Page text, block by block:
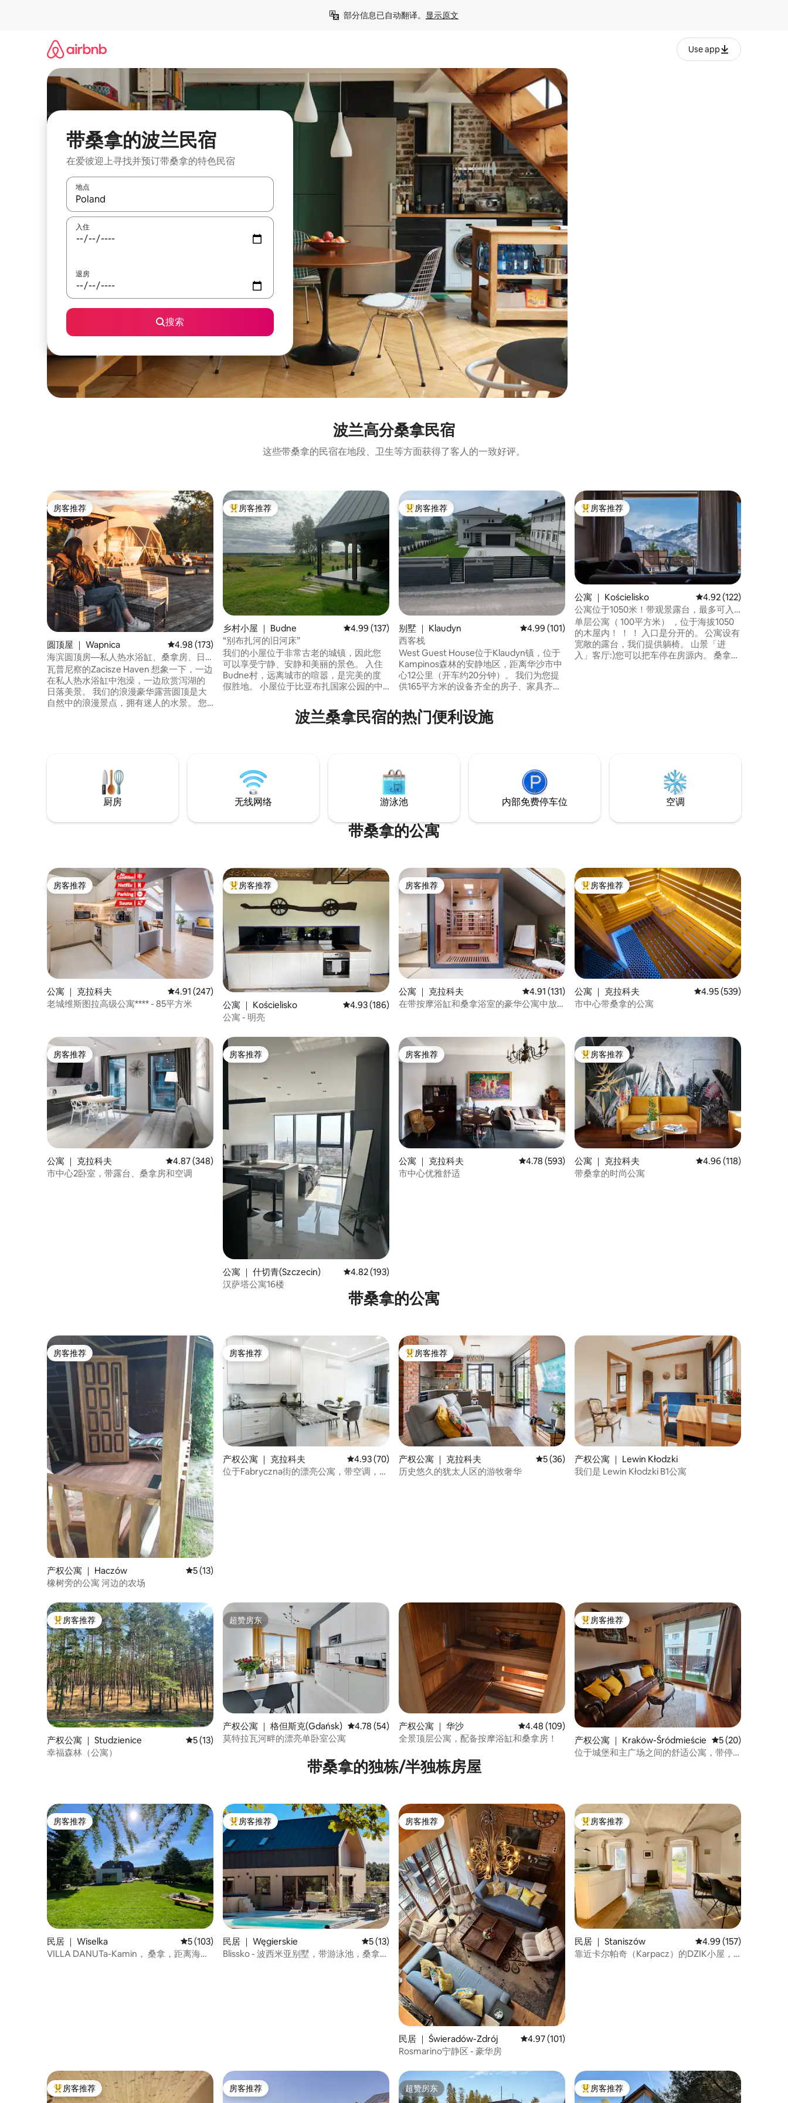
部分信息已自动翻译。 显示原文
Use app
带桑拿的波兰民宿
在爱彼迎上寻找并预订带桑拿的特色民宿
地点
如有搜索结果，请使用上下方向键查看，或通过点击或滑动手势浏览。
入住
退房
搜索
波兰高分桑拿民宿
这些带桑拿的民宿在地段、卫生等方面获得了客人的一致好评。
房客推荐
房客推荐
圆顶屋 ｜ Wapnica 平均评分 4.98 分（满分 5 分），共 173 条评价
4.98 (173)
海滨圆顶房—私人热水浴缸、桑拿房、日
落
瓦普尼察的Zacisze Haven 想象一下，一边
在私人热水浴缸中泡澡，一边欣赏泻湖的
日落美景。 我们的浪漫豪华露营圆顶是大
自然中的浪漫景点，拥有迷人的水景。 您
行车和皮划艇可供租赁。 如果圆顶屋已被
预订，请在我的个人资料中查看我们的海
滩别墅或日落小屋。
热门「房客推荐」
房客推荐
乡村小屋 ｜ Budne 平均评分 4.99 分（满分 5 分），共 137 条评价
4.99 (137)
“别布扎河的旧河床”
我们的小屋位于非常古老的城镇，因此您
可以享受宁静、安静和美丽的景色。 入住
Budne村，远离城市的喧嚣，是完美的度
假胜地。 小屋位于比亚布扎国家公园的中
叫声和青蛙的回声 住宿期间，房客可以使
用整套小屋、相当大的露台、火坑和烧烤
热门「房客推荐」
房客推荐
别墅 ｜ Klaudyn 平均评分 4.99 分（满分 5 分），共 101 条评价
4.99 (101)
西客栈
West Guest House位于Klaudyn镇，位于
Kampinos森林的安静地区，距离华沙市中
心12公里（开车约20分钟）。 我们为您提
供165平方米的设备齐全的房子、家具齐全
两辆车的车库和外面的停车场。房子四周
环绕着一个带露台的大花园。还有一个小
热门「房客推荐」
房客推荐
公寓 ｜ Kościelisko 平均评分 4.92 分（满
4.92 (122)
公寓位于1050米！带观景露台，最多可入
住8人
单层公寓（ 100平方米） ，位于海拔1050
的木屋内！ ！ ！ 入口是分开的。 公寓设有
宽敞的露台，我们提供躺椅。 山景「进
入」客厅:)您可以把车停在房源内。 桑拿房
波兰桑拿民宿的热门便利设施
厨房 无线网络 游泳池 内部免费停车位 空调
带桑拿的公寓
房客推荐
房客推荐
公寓 ｜ 克拉科夫 平均评分 4.91 分（满分 5 分），共 247 条评价
4.91 (247)
老城维斯图拉高级公寓**** - 85平方米
热门「房客推荐」
房客推荐
公寓 ｜ Kościelisko 平均评分 4.93 分（满分 5 分），共 186 条评价
4.93 (186)
公寓 - 明亮
房客推荐
房客推荐
公寓 ｜ 克拉科夫 平均评分 4.91 分（满分 5 分），共 131 条评价
4.91 (131)
在带按摩浴缸和桑拿浴室的豪华公寓中放
热门「房客推荐」
房客推荐
公寓 ｜ 克拉科夫 平均评分 4.95 分（满
4.95 (539)
市中心带桑拿的公寓
房客推荐
房客推荐
公寓 ｜ 克拉科夫 平均评分 4.87 分（满分 5 分），共 348 条评价
4.87 (348)
市中心2卧室，带露台、桑拿房和空调
房客推荐
房客推荐
公寓 ｜ 什切青(Szczecin) 平均评分 4.82 分（满分 5 分），共 193 条评价
4.82 (193)
汉萨塔公寓16楼
房客推荐
房客推荐
公寓 ｜ 克拉科夫 平均评分 4.78 分（满分 5 分），共 593 条评价
4.78 (593)
市中心优雅舒适
热门「房客推荐」
房客推荐
公寓 ｜ 克拉科夫 平均评分 4.96 分（满
4.96 (118)
带桑拿的时尚公寓
带桑拿的公寓
房客推荐
房客推荐
产权公寓 ｜ Haczów 平均评分 5 分（满分 5 分），共 13 条评价
5 (13)
橡树旁的公寓 河边的农场
房客推荐
房客推荐
产权公寓 ｜ 克拉科夫 平均评分 4.93 分（满分 5 分），共 70 条评价
4.93 (70)
位于Fabryczna街的漂亮公寓，带空调，免
热门「房客推荐」
房客推荐
产权公寓 ｜ 克拉科夫 平均评分 5 分（满分 5 分），共 36 条评价
5 (36)
历史悠久的犹太人区的游牧奢华
产权公寓 ｜ Lewin Kłodzki
我们是 Lewin Kłodzki B1公寓
热门「房客推荐」
房客推荐
产权公寓 ｜ Studzienice 平均评分 5 分（满分 5 分），共 13 条评价
5 (13)
幸福森林（公寓）
超赞房东
超赞房东
产权公寓 ｜ 格但斯克(Gdańsk) 平均评分 4.78 分（满分 5 分），共 54 条评价
4.78 (54)
莫特拉瓦河畔的漂亮单卧室公寓
产权公寓 ｜ 华沙 平均评分 4.48 分（满分 5 分），共 109 条评价
4.48 (109)
全景顶层公寓，配备按摩浴缸和桑拿房！
热门「房客推荐」
房客推荐
产权公寓 ｜ Kraków-Śródmieście 平均评分 5 分（满
5 (20)
位于城堡和主广场之间的舒适公寓，带停
带桑拿的独栋/半独栋房屋
房客推荐
房客推荐
民居 ｜ Wiselka 平均评分 5 分（满分 5 分），共 103 条评价
5 (103)
VILLA DANUTa-Kamin， 桑拿，距离海滩
热门「房客推荐」
房客推荐
民居 ｜ Węgierskie 平均评分 5 分（满分 5 分），共 13 条评价
5 (13)
Blissko - 波西米亚别墅，带游泳池，桑拿和
房客推荐
房客推荐
民居 ｜ Świeradów-Zdrój 平均评分 4.97 分（满分 5 分），共 101 条评价
4.97 (101)
Rosmarino宁静区 - 豪华房
热门「房客推荐」
房客推荐
民居 ｜ Staniszów 平均评分 4.99 分（满
4.99 (157)
靠近卡尔帕奇（Karpacz）的DZIK小屋，
热门「房客推荐」
房客推荐 房客推荐
房客推荐 超赞房东
超赞房东 热门「房客推荐」
房客推荐